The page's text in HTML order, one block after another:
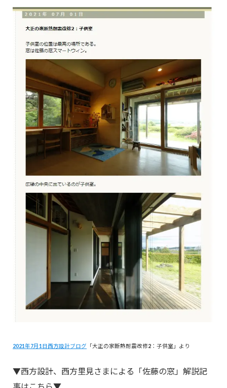
2021年7月1日西方設計ブログ 「大正の家断熱耐震改修2：子供室」より
▼西方設計、西方里見さまによる「佐藤の窓」解説記